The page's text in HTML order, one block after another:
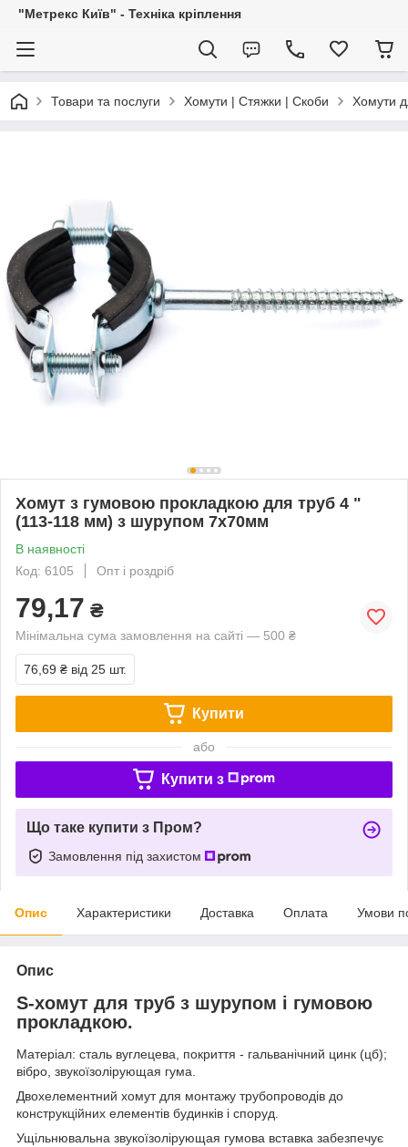
"Метрекс Київ" - Техніка кріплення
Товари та послуги Хомути | Стяжки | Скоби Хомути
Хомут з гумовою прокладкою для труб 4 "
(113-118 мм) з шурупом 7х70мм
В наявності
Код: 6105
Опт і роздріб
79,17 ₴
Мінімальна сума замовлення на сайті — 500 ₴
76,69 ₴ від 25 шт.
Купити
або
Купити з
Що таке купити з Пром?
Замовлення під захистом
Опис Характеристики Доставка Оплата Умови
Опис
S-хомут для труб з шурупом і гумовою
прокладкою.
Матеріал: сталь вуглецева, покриття - гальванічний цинк (цб);
вібро, звукоїзолірующая гума.
Двохелементний хомут для монтажу трубопроводів до
конструкційних елементів будинків і споруд.
Ущільнювальна звукоїзолірующая гумова вставка забезпечує